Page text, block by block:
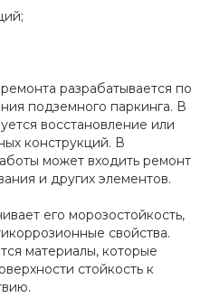
разрабатывается по
подземного паркинга. В
восстановление или
конструкций. В
может входить ремонт
и других элементов.
его морозостойкость,
свойства.
материалы, которые
стойкость к